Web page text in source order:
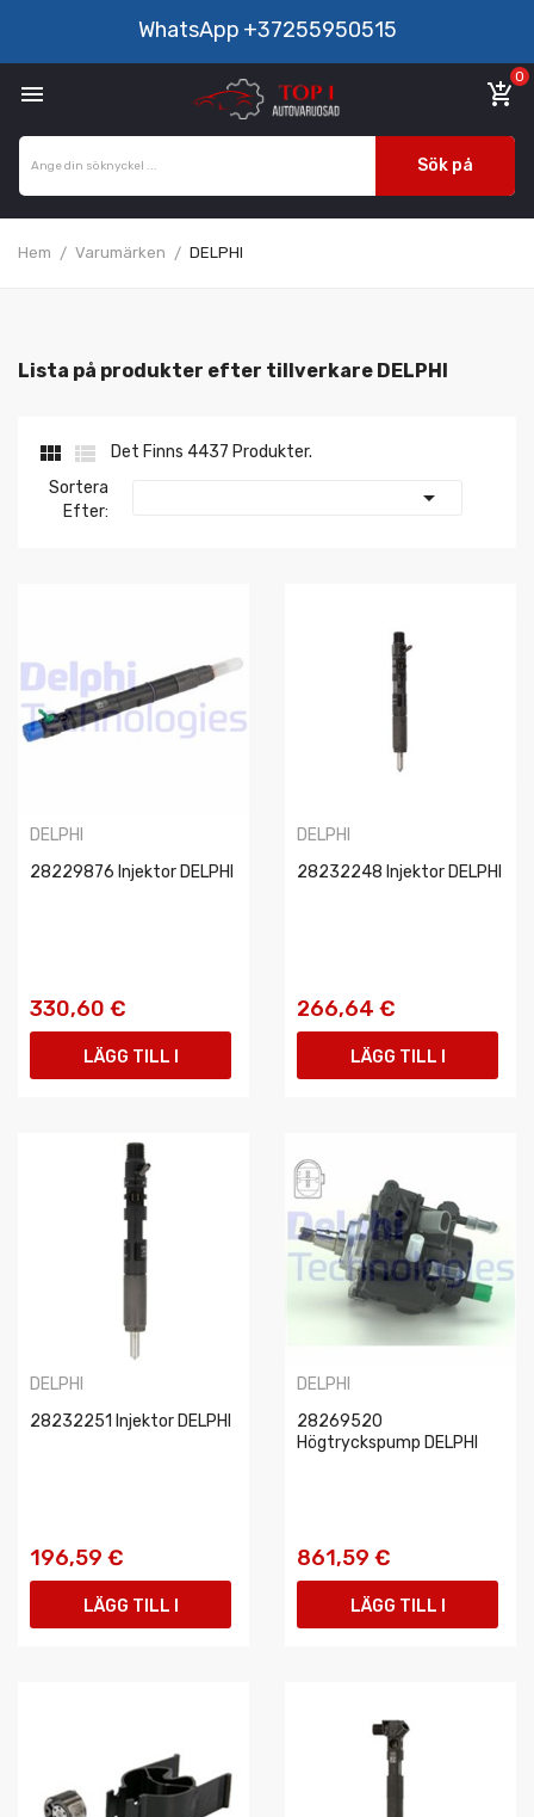
WhatsApp +37255950515
 add_shopping_cart
0
Sök på
Hem Varumärken DELPHI
Lista på produkter efter tillverkare DELPHI
 
Det Finns 4437 Produkter.
Sortera
Efter:

DELPHI
28229876 Injektor DELPHI
330,60 €
LÄGG TILL I
DELPHI
28232248 Injektor DELPHI
266,64 €
LÄGG TILL I
DELPHI
28232251 Injektor DELPHI
196,59 €
LÄGG TILL I
DELPHI
28269520
Högtryckspump DELPHI
861,59 €
LÄGG TILL I